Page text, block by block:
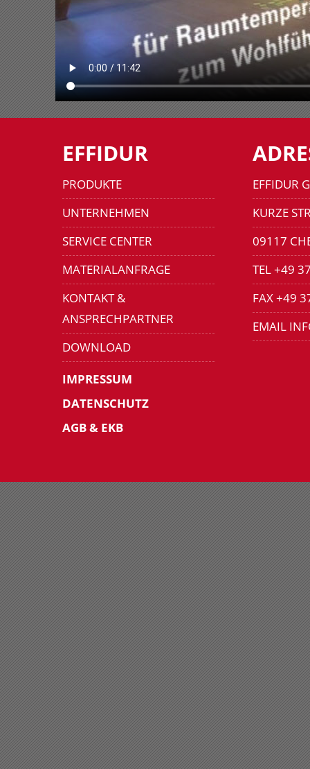
EFFIDUR
PRODUKTE
UNTERNEHMEN
SERVICE CENTER
MATERIALANFRAGE
KONTAKT &
ANSPRECHPARTNER
DOWNLOAD
IMPRESSUM
DATENSCHUTZ
AGB & EKB
EFFIDUR
KURZE
09117
TEL +49
FAX +49
EMAIL